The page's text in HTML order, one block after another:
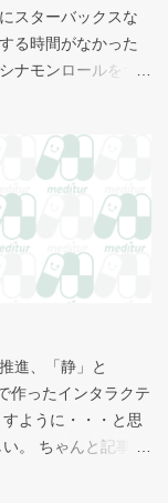
スターバックスな
る時間がなかった
ナモンロールをつ
たのは、こいつの
出所：
food.pdf 調べてビ
リーだ。 この
クス以上に良く行く
ナルドは食事目的
）を次のマクドナ
ビッグマック ダブ
ィッシュ てりやきマ
フライポテト（M)
進、「静」と
作ったインタラクテ
ように・・・と思
。 ちゃんと記事を